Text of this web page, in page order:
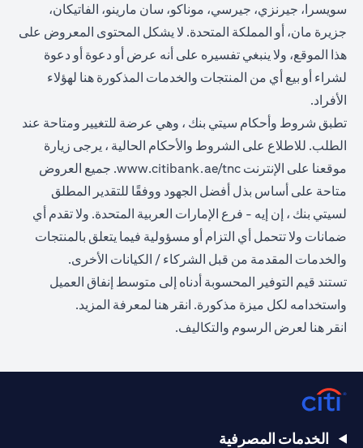
سويسرا، جيرنزي، جيرسي، موناكو، سان مارينو، الفاتيكان،
جزيرة مان، أو المملكة المتحدة. لا يشكل المحتوى المعروض على
هذا الموقع، ولا ينبغي تفسيره على أنه عرض أو دعوة أو دعوة
لشراء أو بيع أي من المنتجات والخدمات المذكورة هنا لهؤلاء
الأفراد.
تطبق شروط وأحكام سيتي بنك ، وهي عرضة للتغيير ومتاحة عند
الطلب. للاطلاع على الشروط والأحكام الحالية ، يرجى زيارة
موقعنا على الإنترنت www.citibank.ae/tnc
opens in a new tab
. جميع العروض
متاحة على أساس بذل أفضل الجهود ووفقًا للتقدير المطلق
لسيتي بنك ، إن إيه - فرع الإمارات العربية المتحدة. ولا تقدم أي
ضمانات ولا تتحمل أي التزام أو مسؤولية فيما يتعلق بالمنتجات
والخدمات المقدمة من قبل الشركاء / الكيانات الأخرى.
تستند قيم التوفير المحسوبة أدناه إلى متوسط إنفاق العميل
واستخدامه لكل ميزة مذكورة. انقر هنا opens in a new tab
لمعرفة المزيد.
انقر هنا opens in a new tab
لعرض الرسوم والتكاليف.
الخدمات المصرفية